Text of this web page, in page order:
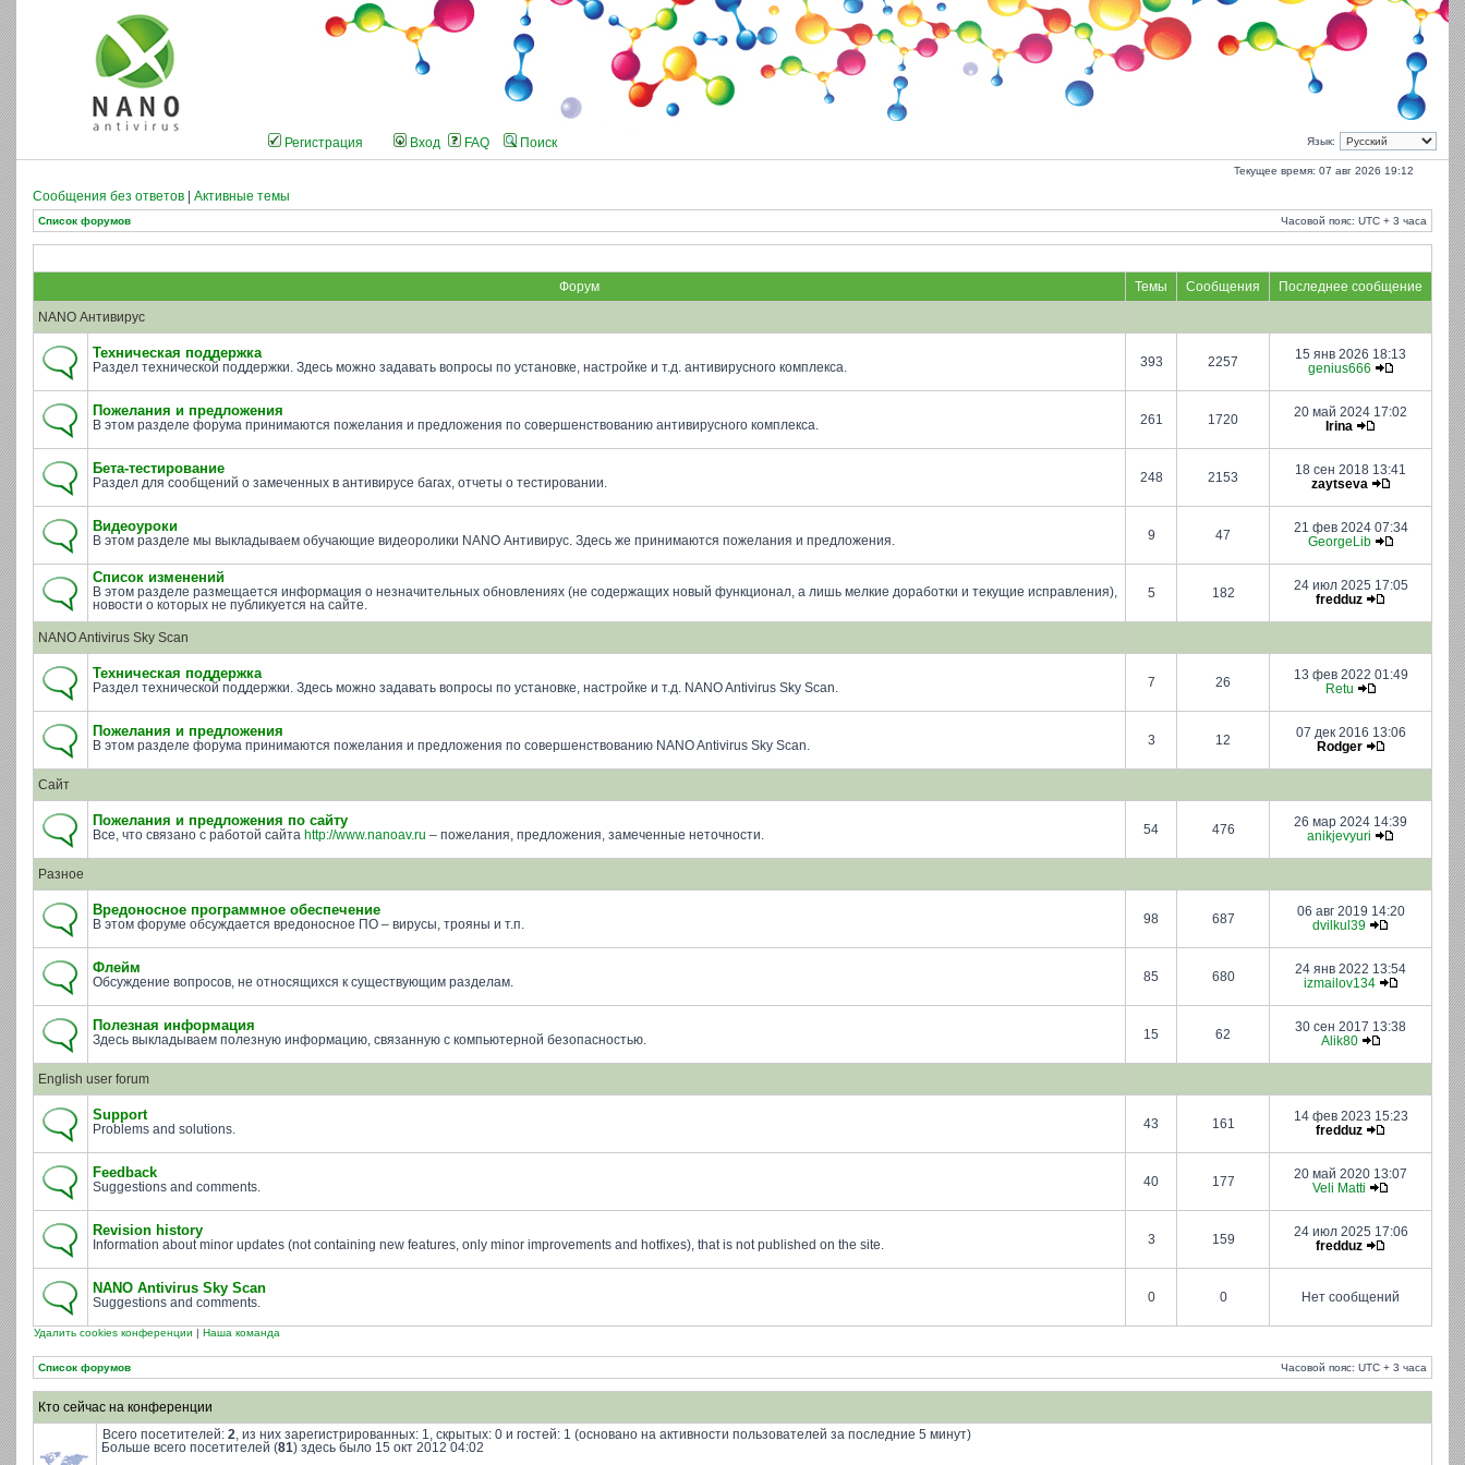
Язык:
Регистрация Вход FAQ Поиск
Текущее время: 07 авг 2026 19:12
Сообщения без ответов Активные темы
Список форумов Часовой пояс: UTC + 3 часа
Форум Темы Сообщения Последнее сообщение
NANO Антивирус
Техническая поддержка
Раздел технической поддержки. Здесь можно задавать вопросы по установке, настройке и т.д. антивирусного комплекса. 393 2257
15 янв 2026 18:13
genius666
Пожелания и предложения
В этом разделе форума принимаются пожелания и предложения по совершенствованию антивирусного комплекса. 261 1720
20 май 2024 17:02
Irina
Бета-тестирование
Раздел для сообщений о замеченных в антивирусе багах, отчеты о тестировании. 248 2153
18 сен 2018 13:41
zaytseva
Видеоуроки
В этом разделе мы выкладываем обучающие видеоролики NANO Антивирус. Здесь же принимаются пожелания и предложения. 9 47
21 фев 2024 07:34
GeorgeLib
Список изменений
В этом разделе размещается информация о незначительных обновлениях (не содержащих новый функционал, а лишь мелкие доработки и текущие исправления),
новости о которых не публикуется на сайте.
5 182
24 июл 2025 17:05
fredduz
NANO Antivirus Sky Scan
Техническая поддержка
Раздел технической поддержки. Здесь можно задавать вопросы по установке, настройке и т.д. NANO Antivirus Sky Scan. 7 26
13 фев 2022 01:49
Retu
Пожелания и предложения
В этом разделе форума принимаются пожелания и предложения по совершенствованию NANO Antivirus Sky Scan. 3 12
07 дек 2016 13:06
Rodger
Сайт
Пожелания и предложения по сайту
Все, что связано с работой сайта http://www.nanoav.ru – пожелания, предложения, замеченные неточности. 54 476
26 мар 2024 14:39
anikjevyuri
Разное
Вредоносное программное обеспечение
В этом форуме обсуждается вредоносное ПО – вирусы, трояны и т.п. 98 687
06 авг 2019 14:20
dvilkul39
Флейм
Обсуждение вопросов, не относящихся к существующим разделам. 85 680
24 янв 2022 13:54
izmailov134
Полезная информация
Здесь выкладываем полезную информацию, связанную с компьютерной безопасностью. 15 62
30 сен 2017 13:38
Alik80
English user forum
Support
Problems and solutions. 43 161
14 фев 2023 15:23
fredduz
Feedback
Suggestions and comments. 40 177
20 май 2020 13:07
Veli Matti
Revision history
Information about minor updates (not containing new features, only minor improvements and hotfixes), that is not published on the site. 3 159
24 июл 2025 17:06
fredduz
NANO Antivirus Sky Scan
Suggestions and comments. 0 0 Нет сообщений
Удалить cookies конференции | Наша команда
Список форумов Часовой пояс: UTC + 3 часа
Кто сейчас на конференции
Всего посетителей: 2 , из них зарегистрированных: 1, скрытых: 0 и гостей: 1 (основано на активности пользователей за последние 5 минут)
Больше всего посетителей (81) здесь было 15 окт 2012 04:02